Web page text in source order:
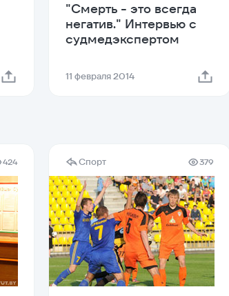
"Смерть - это всегда
негатив." Интервью с
судмедэкспертом
11 февраля 2014
424 Спорт 379